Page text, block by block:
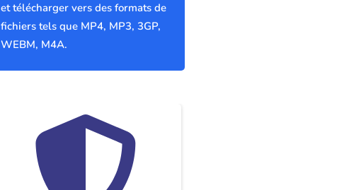
et télécharger vers des formats de
fichiers tels que MP4, MP3, 3GP,
WEBM, M4A.